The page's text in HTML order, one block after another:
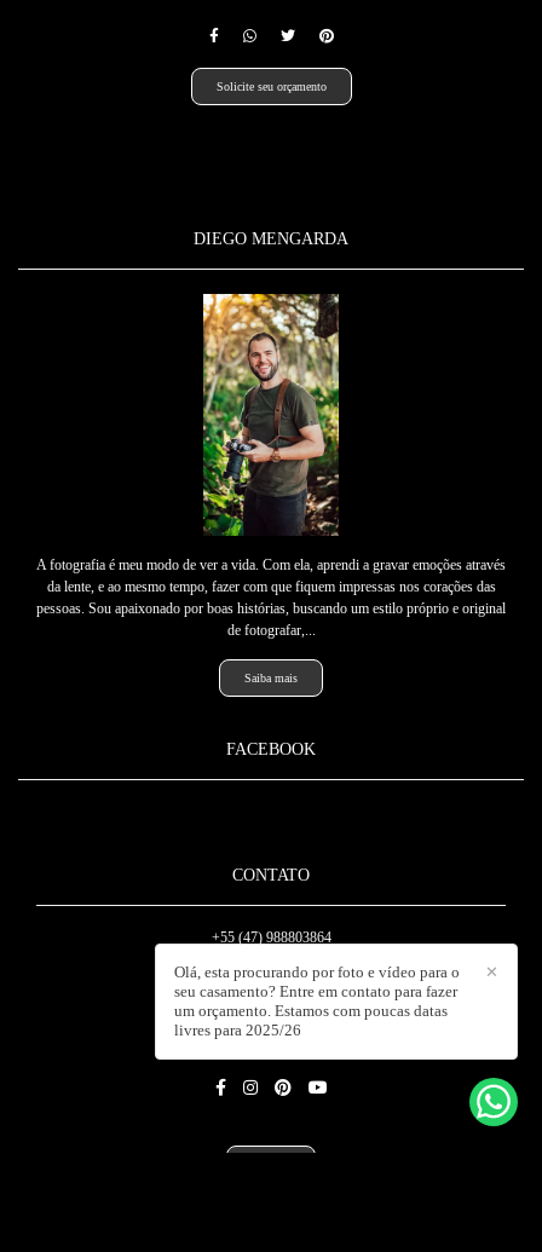
Solicite seu orçamento
DIEGO MENGARDA
A fotografia é meu modo de ver a vida. Com ela, aprendi a gravar emoções através
da lente, e ao mesmo tempo, fazer com que fiquem impressas nos corações das
pessoas. Sou apaixonado por boas histórias, buscando um estilo próprio e original
de fotografar,...
Saiba mais
FACEBOOK
CONTATO
+55 (47) 988803864
Enviar mensagem
diegomengarda8@gmail.com
Rua Mafra, 105, Escritório - Pomeranos
✕
Olá, esta procurando por foto e vídeo para o
seu casamento? Entre em contato para fazer
um orçamento. Estamos com poucas datas
livres para 2025/26